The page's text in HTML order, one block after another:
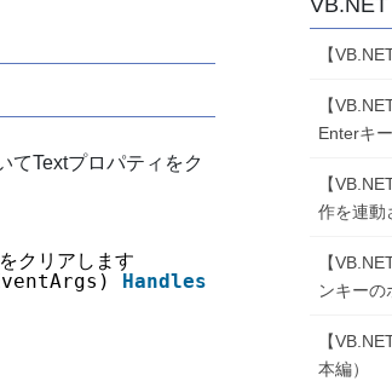
てTextプロパティをク
クリアします
Handles
Button1.Click
【
【
Enterキ
【
作を連動
【
ンキーの
【
本編）